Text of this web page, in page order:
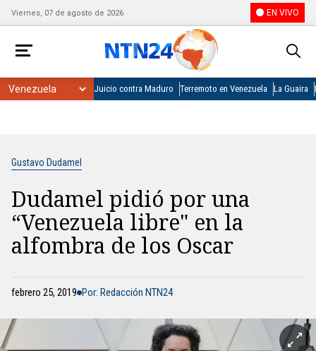
Viernes, 07 de agosto de 2026 EN VIVO
Juicio contra Maduro Terremoto en Venezuela La Guaira
Gustavo Dudamel
Dudamel pidió por una
“Venezuela libre" en la
alfombra de los Oscar
febrero 25, 2019 Por: Redacción NTN24